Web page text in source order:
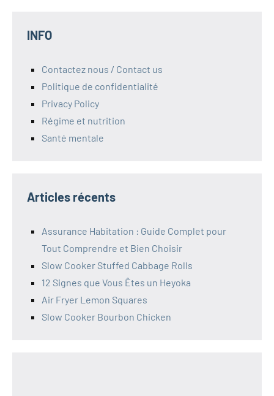
INFO
Contactez nous / Contact us
Politique de confidentialité
Privacy Policy
Régime et nutrition
Santé mentale
Articles récents
Assurance Habitation : Guide Complet pour
Tout Comprendre et Bien Choisir
Slow Cooker Stuffed Cabbage Rolls
12 Signes que Vous Êtes un Heyoka
Air Fryer Lemon Squares
Slow Cooker Bourbon Chicken